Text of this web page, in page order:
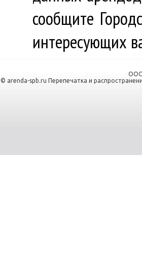
сообщите
интересующих
ООО
© arenda-spb.ru Перепечатка и